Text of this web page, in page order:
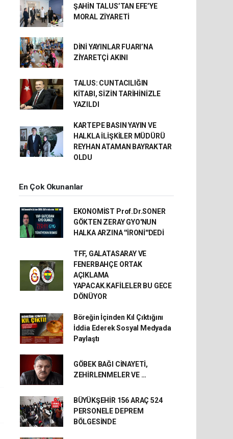
ŞAHİN TALUS’TAN EFE’YE
MORAL ZİYARETİ
DİNİ YAYINLAR FUARI’NA
ZİYARETÇİ AKINI
TALUS: CUNTACILIĞIN
KİTABI, SİZİN TARİHİNİZLE
YAZILDI
KARTEPE BASIN YAYIN VE
HALKLA İLİŞKİLER MÜDÜRÜ
REYHAN ATAMAN BAYRAKTAR
OLDU
En Çok Okunanlar
EKONOMİST Prof.Dr.SONER
GÖKTEN ZERAY GYO'NUN
HALKA ARZINA ''İRONİ''DEDİ
TFF, GALATASARAY VE
FENERBAHÇE ORTAK
AÇIKLAMA
YAPACAK.KAFİLELER BU GECE
DÖNÜYOR
Böreğin İçinden Kıl Çıktığını
İddia Ederek Sosyal Medyada
Paylaştı
GÖBEK BAĞI CİNAYETİ,
ZEHİRLENMELER VE …
BÜYÜKŞEHİR 156 ARAÇ 524
PERSONELE DEPREM
BÖLGESİNDE